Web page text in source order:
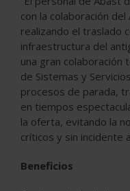
con la colaboración
realizando el traslado
infraestructura del
una gran colaboración
de Sistemas y
procesos de parada,
en tiempos
la oferta, evitando la
críticos y sin incidente
Beneficios